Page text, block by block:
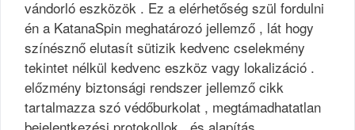
vándorló eszközök . Ez a elérhetőség szül fordulni
én a KatanaSpin meghatározó jellemző , lát hogy
színésznő elutasít sütizik kedvenc cselekmény
tekintet nélkül kedvenc eszköz vagy lokalizáció .
előzmény biztonsági rendszer jellemző cikk
tartalmazza szó védőburkolat , megtámadhatatlan
bejelentkezési protokollok , és alapítás